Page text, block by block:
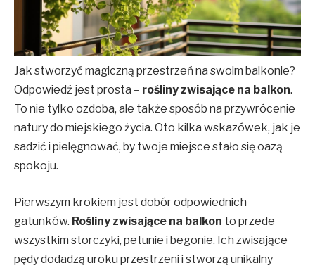
Jak stworzyć magiczną przestrzeń na swoim balkonie?
Odpowiedź jest prosta – rośliny zwisające na balkon.
To nie tylko ozdoba, ale także sposób na przywrócenie
natury do miejskiego życia. Oto kilka wskazówek, jak je
sadzić i pielęgnować, by twoje miejsce stało się oazą
spokoju.
Pierwszym krokiem jest dobór odpowiednich
gatunków. Rośliny zwisające na balkon to przede
wszystkim storczyki, petunie i begonie. Ich zwisające
pędy dodadzą uroku przestrzeni i stworzą unikalny